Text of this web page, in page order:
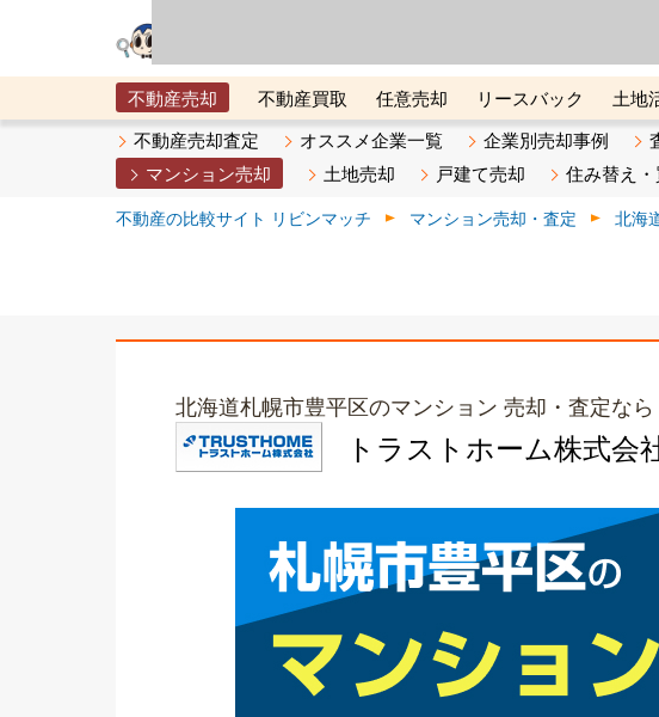
不動産売却 不動産買取 任意売却 リースバック 土地
メタ住宅展示場
ベスト不動産カンパニー オンライン講座
不動産売却査定 オススメ企業一覧 企業別売却事例
マンション売却
土地売却 戸建て売却 住み替え・
不動産の比較サイト リビンマッチ マンション売却・査定 北海
北海道札幌市豊平区のマンション 売却・査定なら
トラストホーム株式会